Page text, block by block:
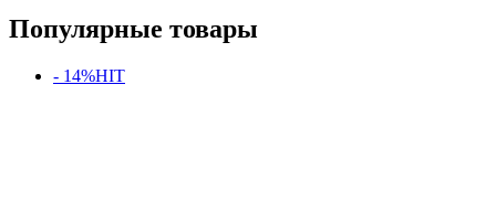
Популярные товары
- 14%HIT